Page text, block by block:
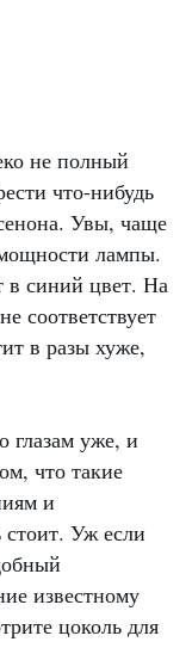
не полный
что-нибудь
Увы, чаще
лампы.
в синий цвет. На
соответствует
в разы хуже,
глазам уже, и
что такие
и
стоит. Уж если
известному
цоколь для